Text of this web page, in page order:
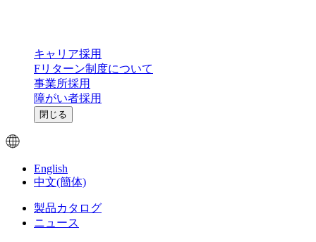
キャリア採用
Fリターン制度について
事業所採用
障がい者採用
閉じる
English
中文(簡体)
製品カタログ
ニュース